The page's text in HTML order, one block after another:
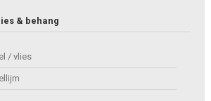
& behang
/ vlies